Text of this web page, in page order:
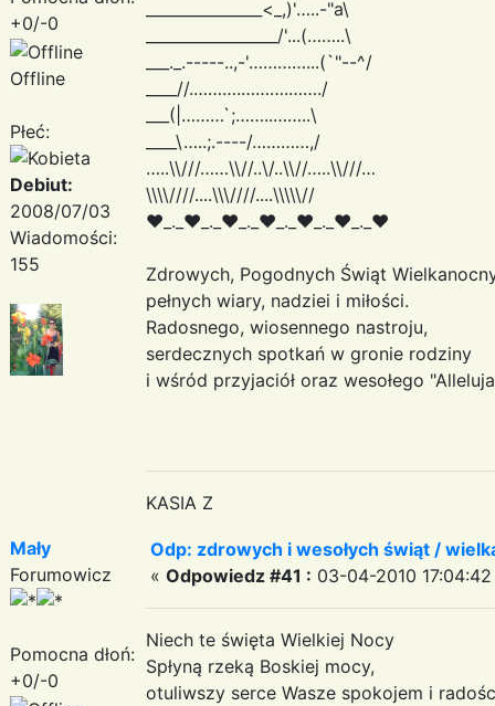
+0/-0
Offline
Płeć:
Debiut:
2008/07/03
Wiadomości:
155
_______________<_,)'…..-"a\
_________________/'...(……..\
___._.-----..,-'…………...(`"--^/
____//.……….……….……./
___(|………`;……..……..\
____\…..;.----/…………,/
…..\\///……\\//..\/..\\//…..\\///…
\\\\////....\\\////....\\\\\//
♥_._♥_._♥_._♥_._♥_._♥_._♥
Zdrowych, Pogodnych Świąt
pełnych wiary, nadziei i miłości.
Radosnego, wiosennego nastroju,
serdecznych spotkań w gronie rodziny
i wśród przyjaciół oraz wesołego
KASIA Z
Mały
Forumowicz
Pomocna dłoń:
+0/-0
Odp: zdrowych i wesołych świąt /
« Odpowiedz #41 : 03-04-2010
Niech te święta Wielkiej Nocy
Spłyną rzeką Boskiej mocy,
otuliwszy serce Wasze spokojem i